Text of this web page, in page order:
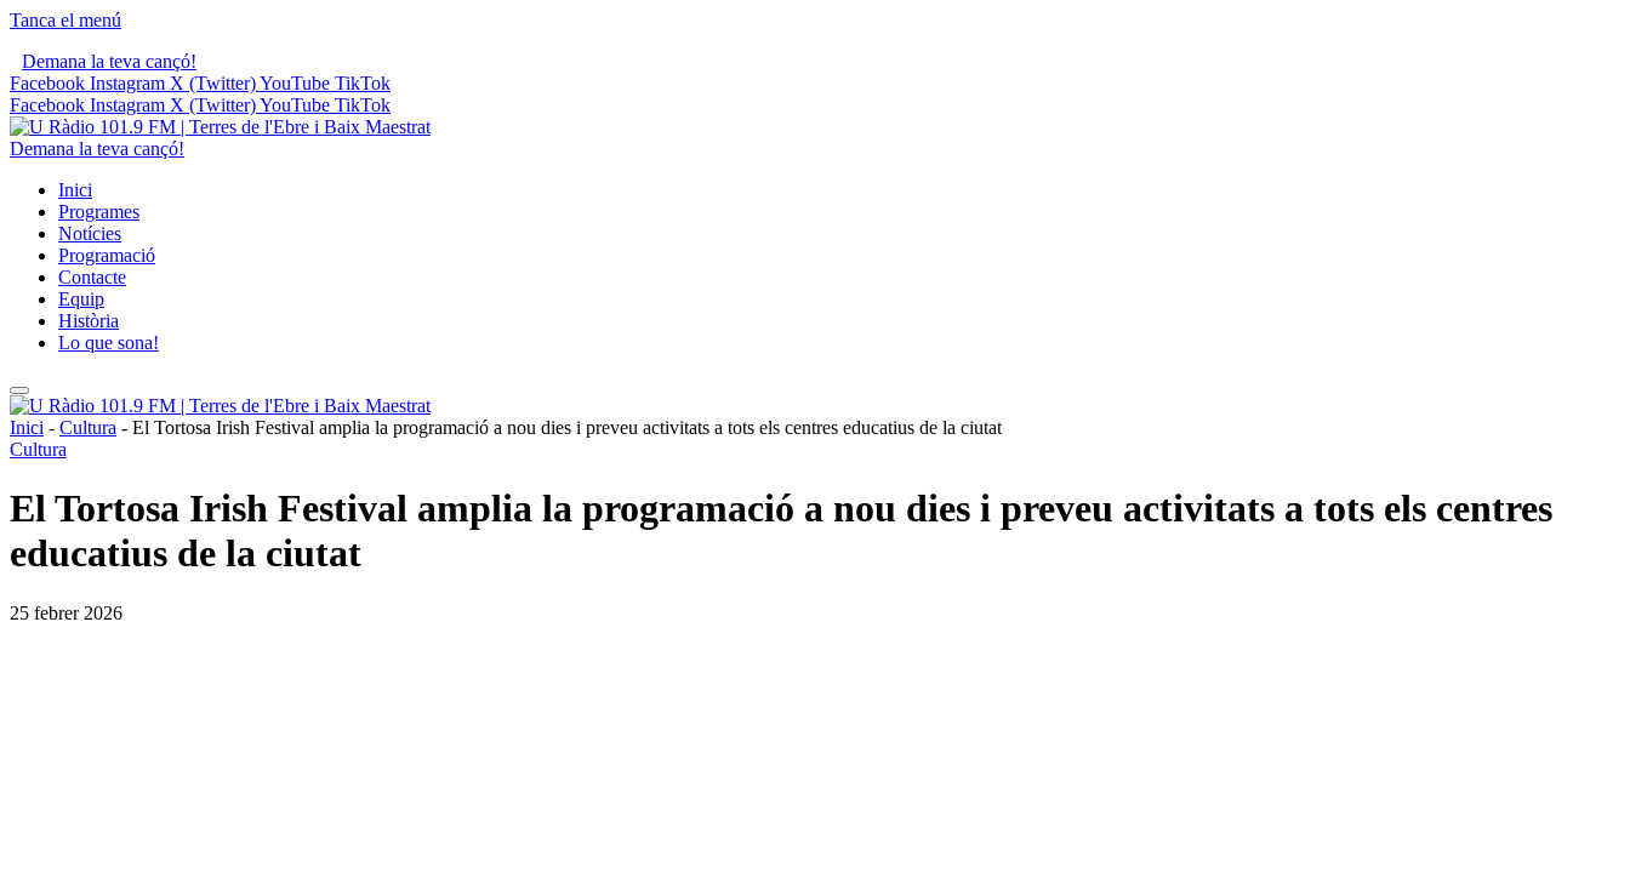
Tanca el menú
Demana la teva cançó!
Facebook Instagram X (Twitter)YouTube TikTok
Facebook Instagram X (Twitter)YouTube TikTok
Demana la teva cançó!
Inici
Programes
Notícies
Programació
Contacte
Equip
Història
Lo que sona!
Inici - Cultura - El Tortosa Irish Festival amplia la programació a nou dies i preveu activitats a tots els centres educatius de la ciutat
Cultura
El Tortosa Irish Festival amplia la programació a nou dies i preveu activitats a tots els centres
educatius de la ciutat
25 febrer 2026